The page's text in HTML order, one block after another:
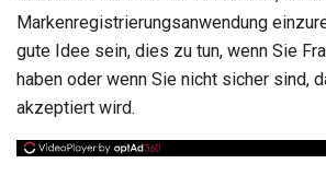
Markenregistrierungsanwendung
gute Idee sein, dies zu tun, wenn Sie
haben oder wenn Sie nicht sicher sind,
akzeptiert wird.